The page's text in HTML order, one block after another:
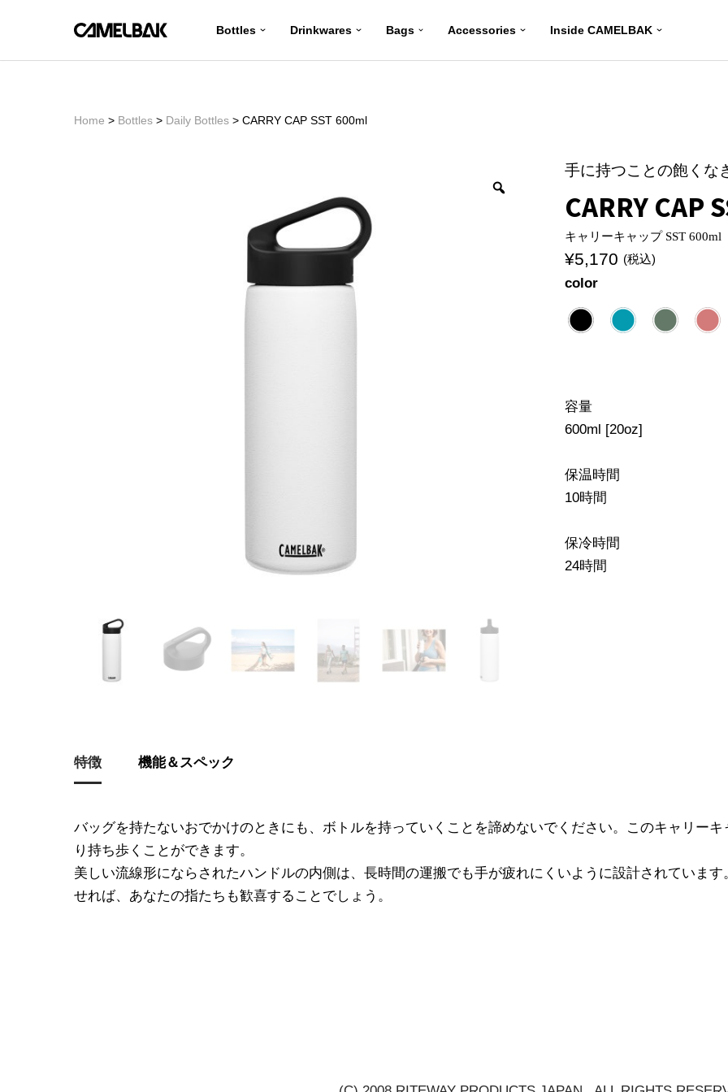
Bottles Drinkwares Bags Accessories Inside CAMELBAK
Home > Bottles > Daily Bottles > CARRY CAP SST 600ml
手に持つことの飽くな
CARRY CAP
キャリーキャップ SST 600ml
¥5,170 (税込)
color
容量
600ml [20oz]
保温時間
10時間
保冷時間
24時間
特徴 機能＆スペック
バッグを持たないおでかけのときにも、ボトルを持っていくことを諦めないでください。このキャリー
り持ち歩くことができます。
美しい流線形にならされたハンドルの内側は、長時間の運搬でも手が疲れにくいように設計されていま
せれば、あなたの指たちも歓喜することでしょう。